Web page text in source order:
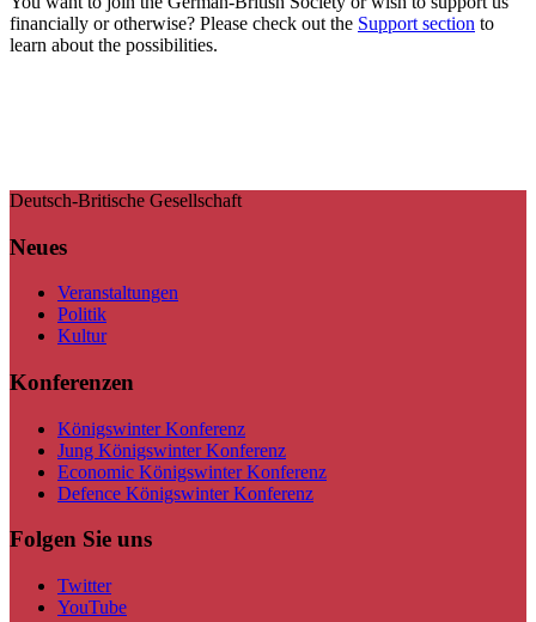
financially or otherwise? Please check out the Support section to
learn about the possibilities.
Deutsch-Britische Gesellschaft
Neues
Veranstaltungen
Politik
Kultur
Konferenzen
Königswinter Konferenz
Jung Königswinter Konferenz
Economic Königswinter Konferenz
Defence Königswinter Konferenz
Folgen Sie uns
Twitter
YouTube